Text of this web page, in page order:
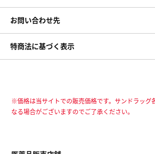
お問い合わせ先
特商法に基づく表示
※価格は当サイトでの販売価格です。サンドラッグ
なる場合がございますのでご了承ください。